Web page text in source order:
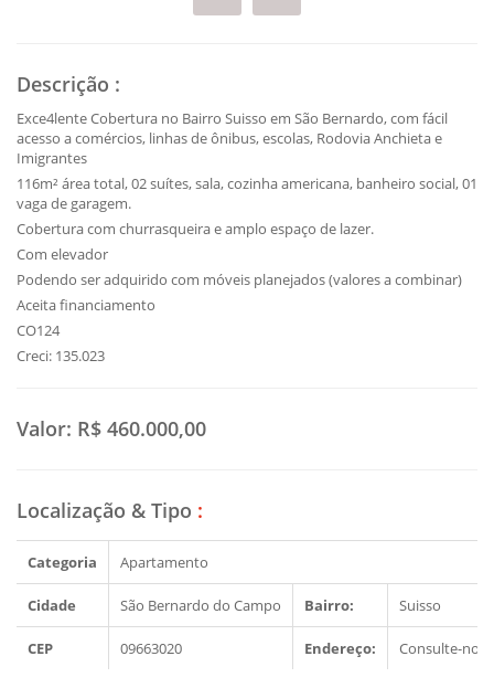
Descrição :
Exce4lente Cobertura no Bairro Suisso em São Bernardo, com fácil
acesso a comércios, linhas de ônibus, escolas, Rodovia Anchieta e
Imigrantes
116m² área total, 02 suítes, sala, cozinha americana, banheiro social, 01
vaga de garagem.
Cobertura com churrasqueira e amplo espaço de lazer.
Com elevador
Podendo ser adquirido com móveis planejados (valores a combinar)
Aceita financiamento
CO124
Creci: 135.023
Valor: R$ 460.000,00
Localização & Tipo :
Categoria Apartamento
Cidade São Bernardo do Campo Bairro: Suisso
CEP 09663020 Endereço: Consulte-nos